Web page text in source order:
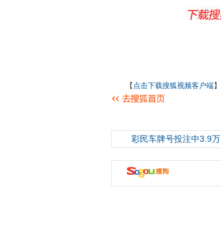
【 点击下载搜狐视频客户端】
彩民车牌号投注中3.9万